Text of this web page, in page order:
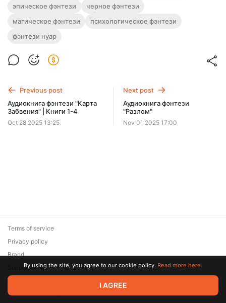
Полная серия трилогии.
рекламы и любых ограничений!SUBSCRIBE
эпическое фэнтези
черное фэнтези
магическое фэнтези
психологическое фэнтези
фэнтези нуар
Previous post
Аудиокнига фэнтези "Карта
Забвения" | Книги 1-4
Oct 28 2025 13:25
Next post
Аудиокнига фэнтези
"Разлом"
Nov 01 2025 17:00
© 2026 Zaya Solutions Limited. All rights reserved. All trademarks
are the property of their respective owners.
Terms of service
Privacy policy
Brand
SupportBy using the site, you agree to our cookie policy. Read more here.
I AGREE